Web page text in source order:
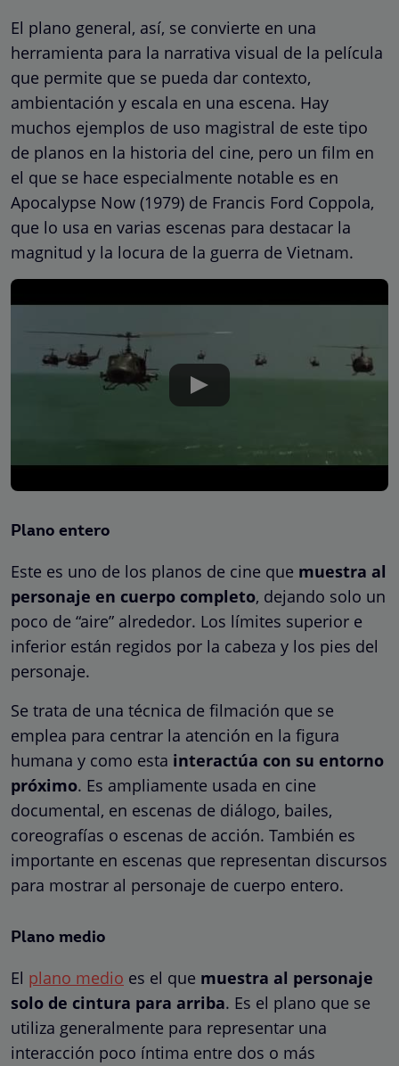
El plano general, así, se convierte en una
herramienta para la narrativa visual de la película
que permite que se pueda dar contexto,
ambientación y escala en una escena. Hay
muchos ejemplos de uso magistral de este tipo
de planos en la historia del cine, pero un film en
el que se hace especialmente notable es en
Apocalypse Now (1979) de Francis Ford Coppola,
que lo usa en varias escenas para destacar la
magnitud y la locura de la guerra de Vietnam.
Plano entero
Este es uno de los planos de cine que muestra al
personaje en cuerpo completo, dejando solo un
poco de “aire” alrededor. Los límites superior e
inferior están regidos por la cabeza y los pies del
personaje.
Se trata de una técnica de filmación que se
emplea para centrar la atención en la figura
humana y como esta interactúa con su entorno
próximo. Es ampliamente usada en cine
documental, en escenas de diálogo, bailes,
coreografías o escenas de acción. También es
importante en escenas que representan discursos
para mostrar al personaje de cuerpo entero.
Plano medio
El plano medio es el que muestra al personaje
solo de cintura para arriba. Es el plano que se
utiliza generalmente para representar una
interacción poco íntima entre dos o más